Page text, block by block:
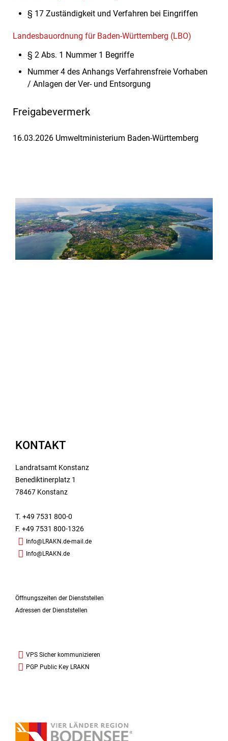
§ 17 Zuständigkeit und Verfahren bei Eingriffen
Landesbauordnung für Baden-Württemberg (LBO)
§ 2 Abs. 1 Nummer 1 Begriffe
Nummer 4 des Anhangs Verfahrensfreie Vorhaben
/ Anlagen der Ver- und Entsorgung
Freigabevermerk
16.03.2026 Umweltministerium Baden-Württemberg
KONTAKT
Landratsamt Konstanz
Benediktinerplatz 1
78467 Konstanz
T. +49 7531 800-0
F. +49 7531 800-1326
Info@LRAKN.de-mail.de
Info@LRAKN.de
Öffnungszeiten der Dienststellen
Adressen der Dienststellen
VPS Sicher kommunizieren
PGP Public Key LRAKN